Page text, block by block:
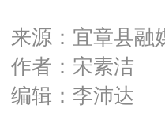
来源：宜章县融
作者：宋素洁
编辑：李沛达